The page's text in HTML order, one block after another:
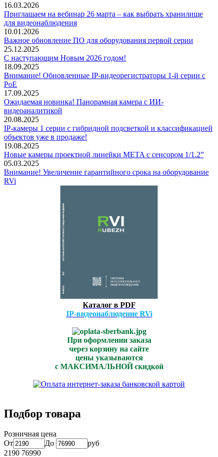
16.03.2026
Приглашаем на вебинар 26 марта – как выбрать хранилище
для видеонаблюдения
10.01.2026
Важное обновление ПО для оборудования первой серии
25.12.2025
С наступающим Новым 2026 годом!
18.09.2025
Внимание! Обновленные IP-видеорегистраторы 1-й серии с
PoE
17.09.2025
Ожидаемая новинка! Панорамная камера с ИИ-
видеоаналитикой
20.08.2025
IP-камеры 1 серии с гибридной подсветкой и классификацией
объектов уже в продаже!
19.08.2025
Новые камеры проектной линейки META с сенсором 1/1.2”
05.03.2025
Внимание! Увеличение гарантийного срока на оборудование
RVi
Каталог в PDF
IP-видеонаблюдение RVi
При оформлении заказа
через корзину на сайте
цены указываются
с МАКСИМАЛЬНОЙ скидкой
Подбор товара
Розничная цена
От
До
руб
2190 76990